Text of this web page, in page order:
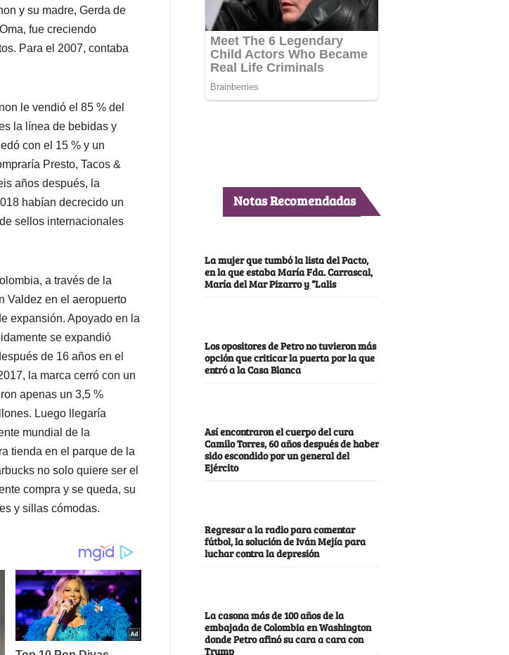
y su madre, Gerda de
fue creciendo
Para el 2007, contaba
le vendió el 85 % del
la línea de bebidas y
con el 15 % y un
Presto, Tacos &
años después, la
habían decrecido un
sellos internacionales
a través de la
Valdez en el aeropuerto
expansión. Apoyado en la
se expandió
de 16 años en el
la marca cerró con un
apenas un 3,5 %
Luego llegaría
mundial de la
tienda en el parque de la
no solo quiere ser el
compra y se queda, su
y sillas cómodas.
Notas Recomendadas
La mujer que tumbó la lista del Pacto,
en la que estaba María Fda. Carrascal,
María del Mar Pizarro y “Lalis
Los opositores de Petro no tuvieron más
opción que criticar la puerta por la que
entró a la Casa Blanca
Así encontraron el cuerpo del cura
Camilo Torres, 60 años después de haber
sido escondido por un general del
Ejército
Regresar a la radio para comentar
fútbol, la solución de Iván Mejía para
luchar contra la depresión
La casona más de 100 años de la
embajada de Colombia en Washington
donde Petro afinó su cara a cara con
Trump